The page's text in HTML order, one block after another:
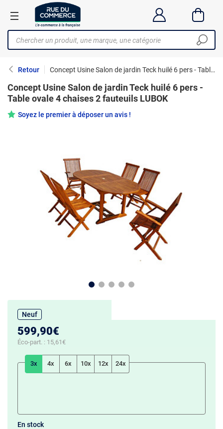
Retour Concept Usine Salon de jardin Teck huilé 6 pers - Table ovale 4 chaises 2 fauteuils LUBOK
Concept Usine Salon de jardin Teck huilé 6 pers -
Table ovale 4 chaises 2 fauteuils LUBOK
Soyez le premier à déposer un avis !
Neuf
599,90€
Éco-part. : 15,61€
3x 4x 6x 10x 12x 24x
En stock